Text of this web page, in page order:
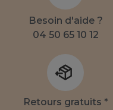
Besoin d'aide ?
04 50 65 10 12
Retours gratuits *